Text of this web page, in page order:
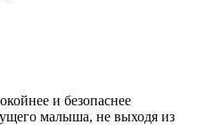
и безопаснее
малыша, не выходя из